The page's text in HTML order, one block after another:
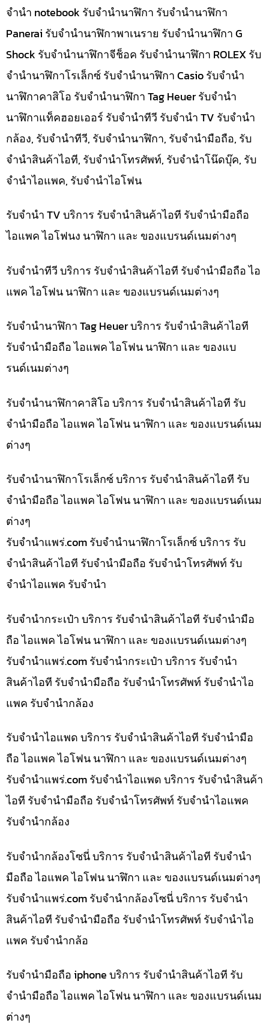
จำนำ notebook รับจำนำนาฬิกา รับจำนำนาฬิกา
Panerai รับจำนำนาฬิกาพาเนราย รับจำนำนาฬิกา G
Shock รับจำนำนาฬิกาจีช็อค รับจำนำนาฬิกา ROLEX รับ
จำนำนาฬิกาโรเล็กซ์ รับจำนำนาฬิกา Casio รับจำนำ
นาฬิกาคาสิโอ รับจำนำนาฬิกา Tag Heuer รับจำนำ
นาฬิกาแท็คฮอยเออร์ รับจำนำทีวี รับจำนำ TV รับจำนำ
กล้อง, รับจำนำทีวี, รับจำนำนาฬิกา, รับจำนำมือถือ, รับ
จำนำสินค้าไอที, รับจำนำโทรศัพท์, รับจำนำโน๊ดบุ๊ค, รับ
จำนำไอแพค, รับจำนำไอโฟน
รับจำนำ TV บริการ รับจำนำสินค้าไอที รับจำนำมือถือ
ไอแพค ไอโฟนง นาฬิกา และ ของแบรนด์เนมต่างๆ
รับจำนำทีวี บริการ รับจำนำสินค้าไอที รับจำนำมือถือ ไอ
แพค ไอโฟน นาฬิกา และ ของแบรนด์เนมต่างๆ
รับจำนำนาฬิกา Tag Heuer บริการ รับจำนำสินค้าไอที
รับจำนำมือถือ ไอแพค ไอโฟน นาฬิกา และ ของแบ
รนด์เนมต่างๆ
รับจำนำนาฬิกาคาสิโอ บริการ รับจำนำสินค้าไอที รับ
จำนำมือถือ ไอแพค ไอโฟน นาฬิกา และ ของแบรนด์เนม
ต่างๆ
รับจำนำนาฬิกาโรเล็กซ์ บริการ รับจำนำสินค้าไอที รับ
จำนำมือถือ ไอแพค ไอโฟน นาฬิกา และ ของแบรนด์เนม
ต่างๆ
รับจํานําแพร่.com รับจำนำนาฬิกาโรเล็กซ์ บริการ รับ
จำนำสินค้าไอที รับจำนำมือถือ รับจำนำโทรศัพท์ รับ
จำนำไอแพค รับจำนำ
รับจำนำกระเป๋า บริการ รับจำนำสินค้าไอที รับจำนำมือ
ถือ ไอแพค ไอโฟน นาฬิกา และ ของแบรนด์เนมต่างๆ
รับจํานําแพร่.com รับจำนำกระเป๋า บริการ รับจำนำ
สินค้าไอที รับจำนำมือถือ รับจำนำโทรศัพท์ รับจำนำไอ
แพค รับจำนำกล้อง
รับจำนำไอแพด บริการ รับจำนำสินค้าไอที รับจำนำมือ
ถือ ไอแพค ไอโฟน นาฬิกา และ ของแบรนด์เนมต่างๆ
รับจํานําแพร่.com รับจำนำไอแพด บริการ รับจำนำสินค้า
ไอที รับจำนำมือถือ รับจำนำโทรศัพท์ รับจำนำไอแพค
รับจำนำกล้อง
รับจำนำกล้องโซนี่ บริการ รับจำนำสินค้าไอที รับจำนำ
มือถือ ไอแพค ไอโฟน นาฬิกา และ ของแบรนด์เนมต่างๆ
รับจํานําแพร่.com รับจำนำกล้องโซนี่ บริการ รับจำนำ
สินค้าไอที รับจำนำมือถือ รับจำนำโทรศัพท์ รับจำนำไอ
แพค รับจำนำกล้อ
รับจำนำมือถือ iphone บริการ รับจำนำสินค้าไอที รับ
จำนำมือถือ ไอแพค ไอโฟน นาฬิกา และ ของแบรนด์เนม
ต่างๆ